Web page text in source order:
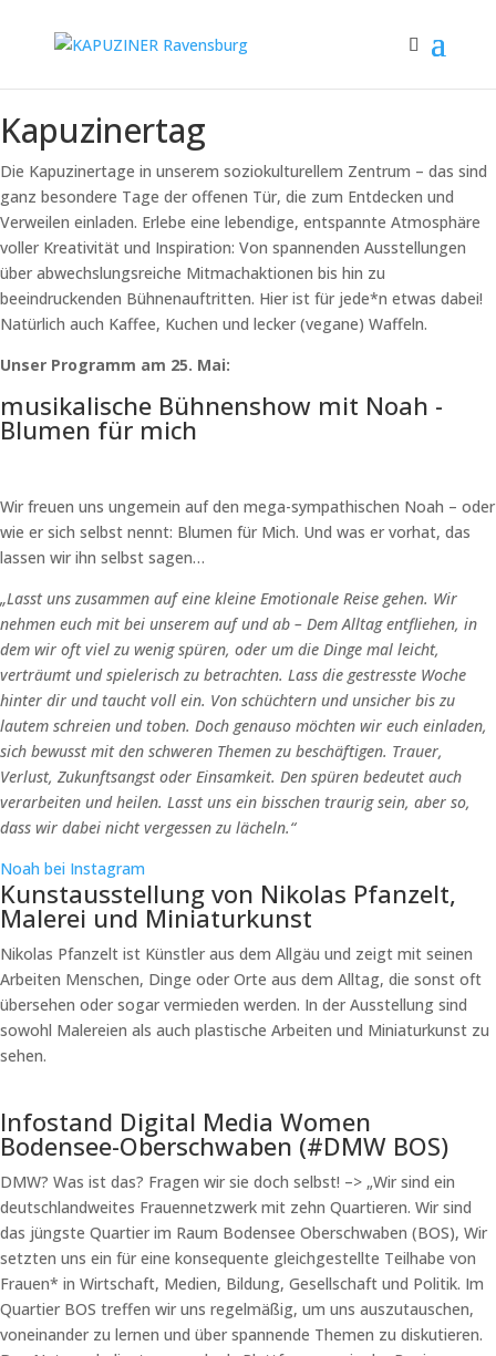
Kapuzinertag
Die Kapuzinertage in unserem soziokulturellem Zentrum – das sind
ganz besondere Tage der offenen Tür, die zum Entdecken und
Verweilen einladen. Erlebe eine lebendige, entspannte Atmosphäre
voller Kreativität und Inspiration: Von spannenden Ausstellungen
über abwechslungsreiche Mitmachaktionen bis hin zu
beeindruckenden Bühnenauftritten. Hier ist für jede*n etwas dabei!
Natürlich auch Kaffee, Kuchen und lecker (vegane) Waffeln.
Unser Programm am 25. Mai:
musikalische Bühnenshow mit Noah -
Blumen für mich
Wir freuen uns ungemein auf den mega-sympathischen Noah – oder
wie er sich selbst nennt: Blumen für Mich. Und was er vorhat, das
lassen wir ihn selbst sagen…
„Lasst uns zusammen auf eine kleine Emotionale Reise gehen. Wir
nehmen euch mit bei unserem auf und ab – Dem Alltagentfliehen, in
dem wir oft viel zu wenig spüren, oder um die Dinge mal leicht,
verträumt und spielerisch zu betrachten. Lass die gestresste Woche
hinter dir und taucht voll ein. Von schüchtern und unsicher bis zu
lautem schreien und toben. Doch genauso möchten wir euch einladen,
sich bewusst mit den schweren Themen zu beschäftigen. Trauer,
Verlust, Zukunftsangstoder Einsamkeit. Den spüren bedeutet auch
verarbeiten undheilen. Lasst uns ein bisschen traurig sein, aber so,
dass wir dabei nicht vergessen zu lächeln.“
Noah bei Instagram
Kunstausstellung von Nikolas Pfanzelt,
Malerei und Miniaturkunst
Nikolas Pfanzelt ist Künstler aus dem Allgäu und zeigt mit seinen
Arbeiten Menschen, Dinge oder Orte aus dem Alltag, die sonst oft
übersehen oder sogar vermieden werden. In der Ausstellung sind
sowohl Malereien als auch plastische Arbeiten und Miniaturkunst zu
sehen.
Infostand Digital Media Women
Bodensee-Oberschwaben (#DMW BOS)
DMW? Was ist das? Fragen wir sie doch selbst! –> „Wir sind ein
deutschlandweites Frauennetzwerk mit zehn Quartieren. Wir sind
das jüngste Quartier im Raum Bodensee Oberschwaben (BOS), Wir
setzten uns ein für eine konsequente gleichgestellte Teilhabe von
Frauen* in Wirtschaft, Medien, Bildung, Gesellschaft und Politik. Im
Quartier BOS treffen wir uns regelmäßig, um uns auszutauschen,
voneinander zu lernen und über spannende Themen zu diskutieren.